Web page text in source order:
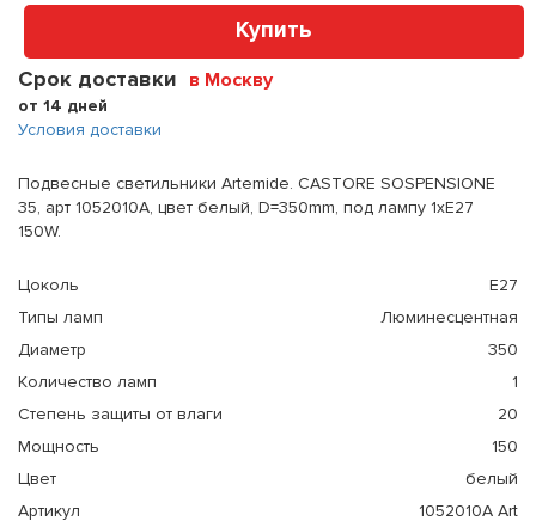
Купить
Срок доставки в Москву
от 14 дней
Условия доставки
Подвесные светильники Artemide. CASTORE SOSPENSIONE
35, арт 1052010A, цвет белый, D=350mm, под лампу 1xE27
150W.
Цоколь
E27
Типы ламп
Люминесцентная
Диаметр
350
Количество ламп
1
Степень защиты от влаги
20
Мощность
150
Цвет
белый
Артикул
1052010A Art